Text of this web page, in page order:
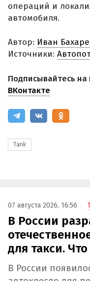
операций и
автомобиля.
Автор: Иван
Источники:
Подписывайтесь на
ВКонтакте
Tank
07 августа 2026, 16:56
В России
для такси.
В России